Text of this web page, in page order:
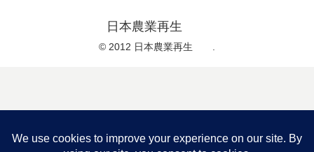
日本農業再生
© 2012 日本農業再生 .